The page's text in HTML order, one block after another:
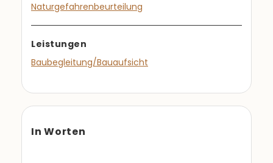
Naturgefahrenbeurteilung
Leistungen
Baubegleitung/Bauaufsicht
In Worten